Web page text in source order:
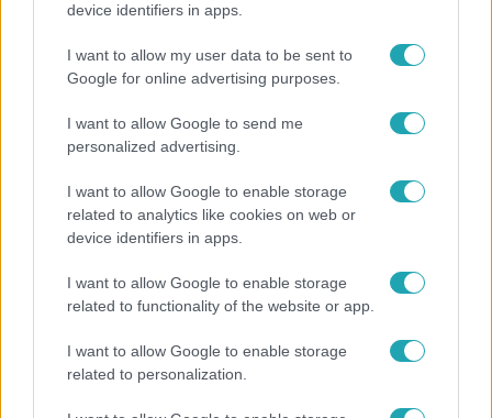
device identifiers in apps.
I want to allow my user data to be sent to
Google for online advertising purposes.
I want to allow Google to send me
personalized advertising.
I want to allow Google to enable storage
related to analytics like cookies on web or
device identifiers in apps.
I want to allow Google to enable storage
related to functionality of the website or app.
I want to allow Google to enable storage
related to personalization.
Kitört a lecsó-láz! Íme 3 tuti recept az
elkészítéséhez